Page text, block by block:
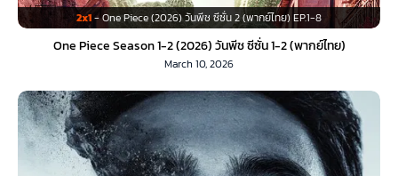
2x1- One Piece (2026) วันพีช ซีซั่น 2 (พากย์ไทย) EP.1-8
One Piece Season 1-2 (2026) วันพีช ซีซั่น 1-2 (พากย์ไทย)
March 10, 2026